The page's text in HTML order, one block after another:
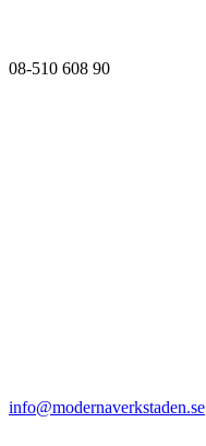
08-510 608 90
info@modernaverkstaden.se